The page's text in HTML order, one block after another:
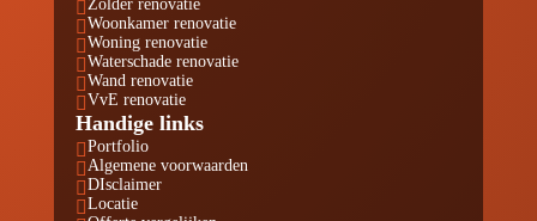
 Zolder renovatie
 Woonkamer renovatie
 Woning renovatie
 Waterschade renovatie
 Wand renovatie
 VvE renovatie
Handige links
 Portfolio
 Algemene voorwaarden
 DIsclaimer
 Locatie